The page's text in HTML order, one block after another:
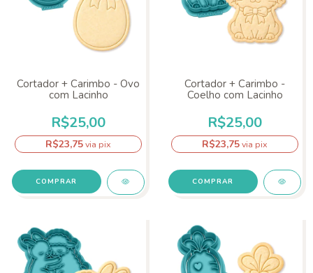
Cortador + Carimbo - Ovo
com Lacinho
R$25,00
R$23,75via pix
COMPRAR
Cortador + Carimbo -
Coelho com Lacinho
R$25,00
R$23,75via pix
COMPRAR